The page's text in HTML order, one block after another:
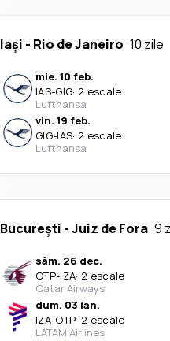
Iași - Rio de Janeiro 10 zile
mie. 10 feb.
IAS-GIG· 2 escale
Lufthansa
vin. 19 feb.
GIG-IAS· 2 escale
Lufthansa
București -Juiz de Fora 9
sâm. 26 dec.
OTP-IZA· 2 escale
Qatar Airways
dum. 03 ian.
IZA-OTP· 2 escale
LATAM Airlines